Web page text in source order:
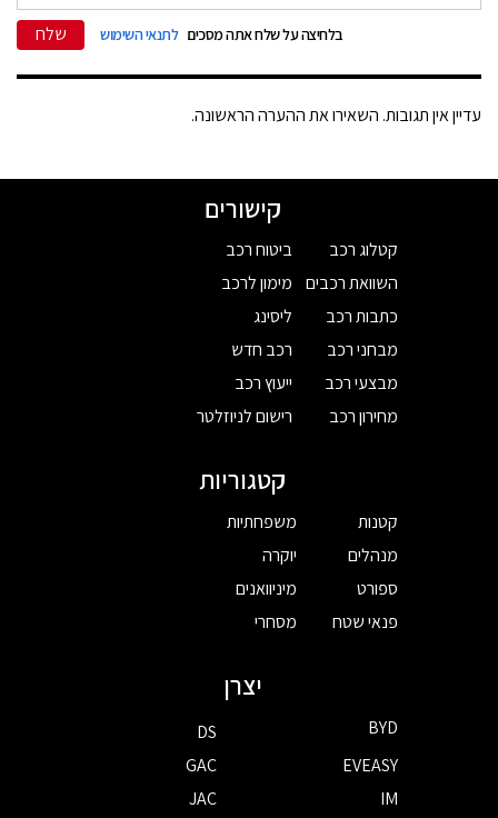
בלחיצה על שלח אתה מסכים לתנאי השימוש שלח
עדיין אין תגובות. השאירו את ההערה הראשונה.
קישורים
קטלוג רכב
השוואת רכבים
כתבות רכב
מבחני רכב
מבצעי רכב
מחירון רכב
ביטוח רכב
מימון לרכב
ליסינג
רכב חדש
ייעוץ רכב
רישום לניוזלטר
קטגוריות
קטנות
מנהלים
ספורט
פנאי שטח
משפחתיות
יוקרה
מיניוואנים
מסחרי
יצרן
BYD
DS
EVEASY
GAC
IM
JAC